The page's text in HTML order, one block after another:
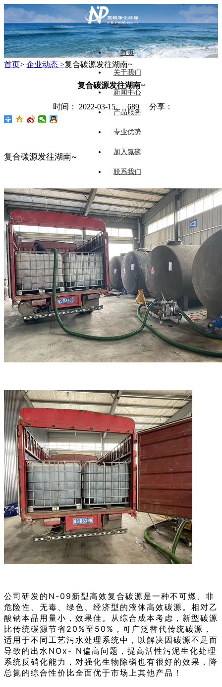
首页
关于我们
新闻中心
产品服务
专业优势
加入氮磷
联系我们
首页> 企业动态 >复合碳源发往湖南~
复合碳源发往湖南~
时间： 2022-03-15 689 分享：
复合碳源发往湖南~
公司研发的N-09新型高效复合碳源是一种不可燃、非
危险性、无毒、绿色、经济型的液体高效碳源。相对乙
酸钠本品用量小，效果佳。从综合成本考虑，新型碳源
比传统碳源节省20%至50%，可广泛替代传统碳源，
适用于不同工艺污水处理系统中，以解决因碳源不足而
导致的出水NOx- N偏高问题，提高活性污泥生化处理
系统反硝化能力，对强化生物除磷也有很好的效果，降
总氮的综合性价比全面优于市场上其他产品！